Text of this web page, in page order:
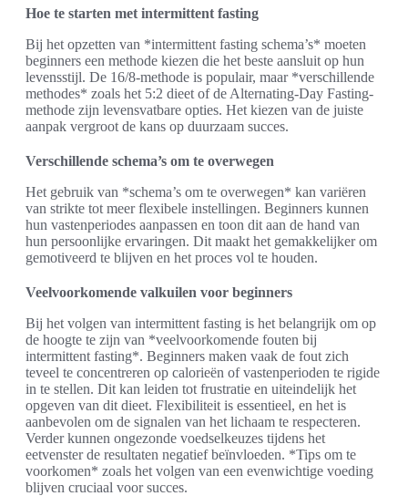
Hoe te starten met intermittent fasting
Bij het opzetten van *intermittent fasting schema’s* moeten
beginners een methode kiezen die het beste aansluit op hun
levensstijl. De 16/8-methode is populair, maar *verschillende
methodes* zoals het 5:2 dieet of de Alternating-Day Fasting-
methode zijn levensvatbare opties. Het kiezen van de juiste
aanpak vergroot de kans op duurzaam succes.
Verschillende schema’s om te overwegen
Het gebruik van *schema’s om te overwegen* kan variëren
van strikte tot meer flexibele instellingen. Beginners kunnen
hun vastenperiodes aanpassen en toon dit aan de hand van
hun persoonlijke ervaringen. Dit maakt het gemakkelijker om
gemotiveerd te blijven en het proces vol te houden.
Veelvoorkomende valkuilen voor beginners
Bij het volgen van intermittent fasting is het belangrijk om op
de hoogte te zijn van *veelvoorkomende fouten bij
intermittent fasting*. Beginners maken vaak de fout zich
teveel te concentreren op calorieën of vastenperioden te rigide
in te stellen. Dit kan leiden tot frustratie en uiteindelijk het
opgeven van dit dieet. Flexibiliteit is essentieel, en het is
aanbevolen om de signalen van het lichaam te respecteren.
Verder kunnen ongezonde voedselkeuzes tijdens het
eetvenster de resultaten negatief beïnvloeden. *Tips om te
voorkomen* zoals het volgen van een evenwichtige voeding
blijven cruciaal voor succes.